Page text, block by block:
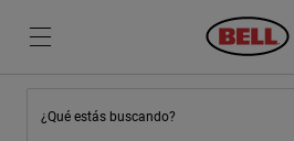
¿Qué estás buscando?